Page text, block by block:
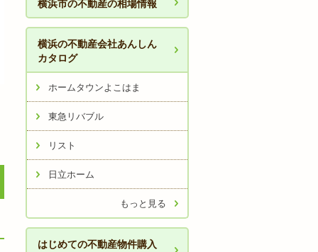
横浜市の不動産の相場情報
横浜の不動産会社あんしん
カタログ
ホームタウンよこはま
東急リバブル
リスト
日立ホーム
もっと見る
はじめての不動産物件購入